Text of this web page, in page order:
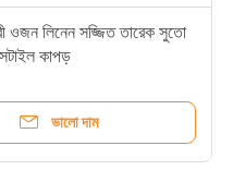
ওজন লিনেন সজ্জিত তারেক সুতো
কাপড়
ভালো দাম